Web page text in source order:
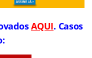
AQUI. Casos